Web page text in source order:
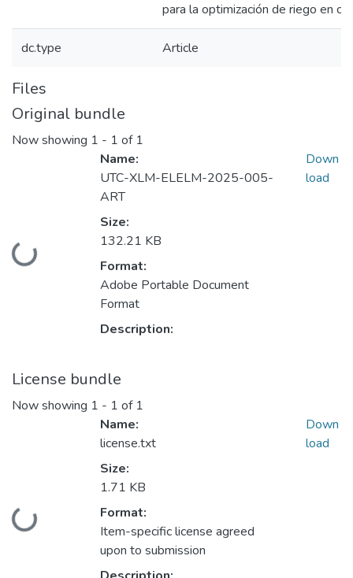
para la optimización de riego en
dc.type Article
Files
Original bundle
Now showing 1 - 1 of 1
Loading...
Name:
UTC-XLM-ELELM-2025-005-
ART
Size:
132.21 KB
Format:
Adobe Portable Document
Format
Description:
Down
load
License bundle
Now showing 1 - 1 of 1
Loading...
Name:
license.txt
Size:
1.71 KB
Format:
Item-specific license agreed
upon to submission
Down
load